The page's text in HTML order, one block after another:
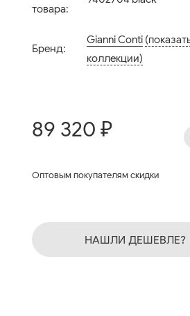
товара:
Бренд:
Gianni Conti
коллекции)
89 320 ₽
Оптовым покупателям скидки
НАШЛИ ДЕШЕВЛЕ?